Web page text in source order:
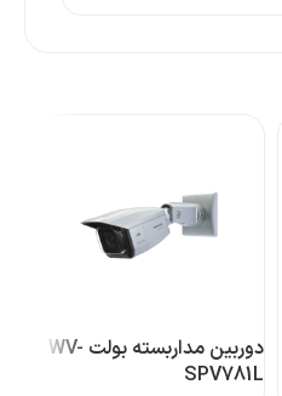
دوربین مداربسته بولت WV-
SPV781L